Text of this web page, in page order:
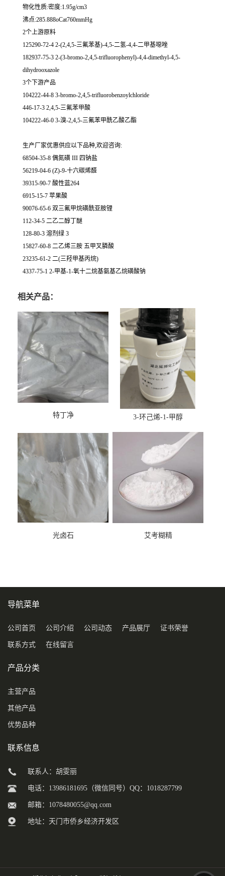
物化性质:密度:1.95g/cm3
沸点:285.888oCat760mmHg
2个上游原料
125290-72-4 2-(2,4,5-三氟苯基)-4,5-二氢-4,4-二甲基噁唑
182937-75-3 2-(3-bromo-2,4,5-trifluorophenyl)-4,4-dimethyl-4,5-
dihydrooxazole
3个下游产品
104222-44-8 3-bromo-2,4,5-trifluorobenzoylchloride
446-17-3 2,4,5-三氟苯甲酸
104222-46-0 3-溴-2,4,5-三氟苯甲酰乙酸乙酯
生产厂家优惠供应以下品种,欢迎咨询:
68504-35-8 偶氮磺 III 四钠盐
56219-04-6 (Z)-9-十六碳烯醛
39315-90-7 酸性蓝264
6915-15-7 苹果酸
90076-65-6 双三氟甲烷磺酰亚胺锂
112-34-5 二乙二醇丁醚
128-80-3 溶剂绿 3
15827-60-8 二乙烯三胺 五甲叉膦酸
23235-61-2 二(三羟甲基丙烷)
4337-75-1 2-甲基-1-氧十二烷基氨基乙烷磺酸钠
相关产品：
特丁净 3-环己烯-1-甲醇
光卤石 艾考糊精
导航菜单
公司首页 公司介绍 公司动态 产品展厅 证书荣誉
联系方式 在线留言
产品分类
主营产品
其他产品
优势品种
联系信息
联系人：胡雯丽
电话：13986181695（微信同号）QQ：1018287799
邮箱： 1078480055@qq.com
地址：天门市侨乡经济开发区